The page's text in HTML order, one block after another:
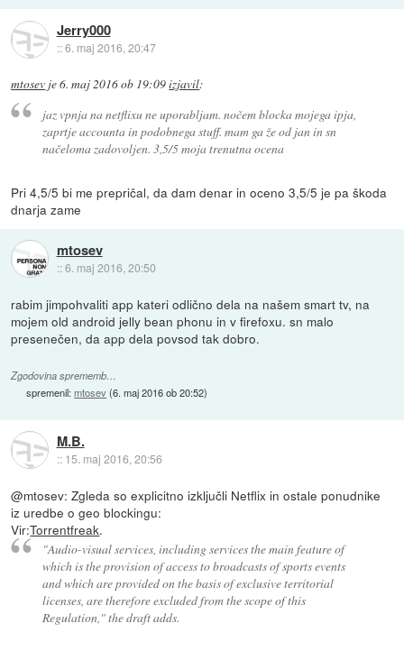
Jerry000
::6. maj 2016, 20:47
mtosev je6. maj 2016 ob 19:09izjavil:
jaz vpnja na netflixu ne uporabljam. nočem blocka mojega ipja,
zaprtje accounta in podobnega stuff. mam ga že od jan in sn
načeloma zadovoljen. 3,5/5 moja trenutna ocena
Pri 4,5/5 bi me prepričal, da dam denar in oceno 3,5/5 je pa škoda
dnarja zame
mtosev
::6. maj 2016, 20:50
rabim jimpohvaliti app kateri odlično dela na našem smart tv, na
mojem old android jelly bean phonu in v firefoxu. sn malo
presenečen, da app dela povsod tak dobro.
Zgodovina sprememb…
spremenil:mtosev(6. maj 2016 ob 20:52)
M.B.
:: 15. maj 2016, 20:56
@mtosev: Zgleda so explicitno izključli Netflix in ostale ponudnike
iz uredbe o geo blockingu:
Vir:Torrentfreak.
"Audio-visual services, including services the main feature of
which is the provision of access to broadcasts of sports events
and which are provided on the basis of exclusive territorial
licenses, are therefore excluded from the scope of this
Regulation," the draft adds.